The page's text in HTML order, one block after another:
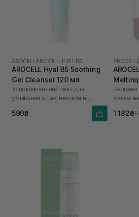
AROCELL AROCELL HYAL B5
AROCELL Hyal B5 Soothing
Gel Cleanser 120 мл
Успокаивающий гель для
умывания с пантенолом и
590₴
AROCELL
г
Бальзам
1 182₴1